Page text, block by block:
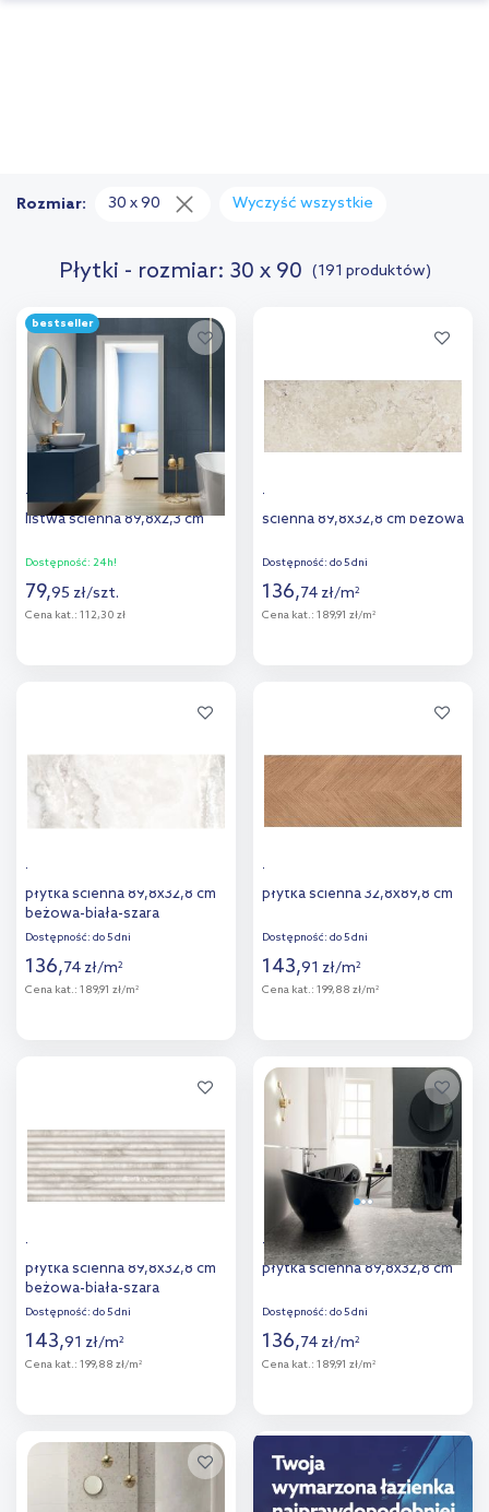
Płytki - rozmiar: 30 x 90 (191 produktów)
Rozmiar: 30 x 90 Wyczyść wszystkie
bestseller
Tubądzin Steel gold Pol
listwa ścienna 89,8x2,3 cm
Dostępność: 24h!
79,95 zł/szt.
Cena kat.: 112,30 zł
porównania
Tubądzin Pure Stone płytka
ścienna 89,8x32,8 cm beżowa
Dostępność: do 5 dni
136,74 zł/m2
Cena kat.: 189,91 zł/m2
porównania
Tubądzin Cadence Stone
płytka ścienna 89,8x32,8 cm
beżowa-biała-szara
Dostępność: do 5 dni
136,74 zł/m2
Cena kat.: 189,91 zł/m2
porównania
Tubądzin Sedona Wood
płytka ścienna 32,8x89,8 cm
Dostępność: do 5 dni
143,91 zł/m2
Cena kat.: 199,88 zł/m2
Dodaj do
porównania
Tubądzin Cadence Stone Roll
płytka ścienna 89,8x32,8 cm
beżowa-biała-szara
Dostępność: do 5 dni
143,91 zł/m2
Cena kat.: 199,88 zł/m2
Dodaj do
porównania
Tubądzin Macchia graphite
płytka ścienna 89,8x32,8 cm
Dostępność: do 5 dni
136,74 zł/m2
Cena kat.: 189,91 zł/m2
Dodaj do
porównania